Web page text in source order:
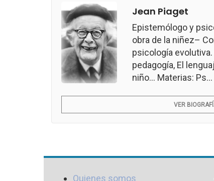
Jean Piaget
Epistemólogo y
obra de la niñez–
psicología
pedagogía, El
niño... Materias: Ps...
VER
Quienes somos